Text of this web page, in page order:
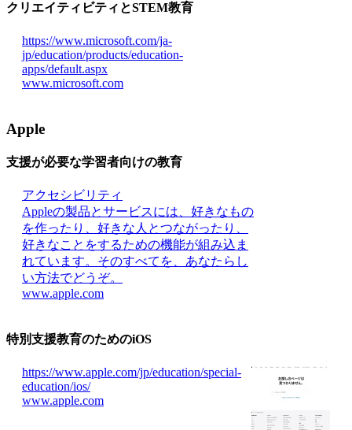
クリエイティビティとSTEM教育
https://www.microsoft.com/ja-
jp/education/products/education-
apps/default.aspx
www.microsoft.com
Apple
支援が必要な学習者向けの教育
アクセシビリティ
Appleの製品とサービスには、好きなもの
を作ったり、好きな人とつながったり、
好きなことをするための機能が組み込ま
れています。そのすべてを、あなたらし
い方法でどうぞ。
www.apple.com
特別支援教育のためのiOS
https://www.apple.com/jp/education/special-
education/ios/
www.apple.com